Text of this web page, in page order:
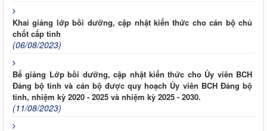
Khai giảng lớp bồi dưỡng, cập nhật kiến thức cho cán bộ chủ
chốt cấp tỉnh
(06/08/2023)
Bế giảng Lớp bồi dưỡng, cập nhật kiến thức cho Ủy viên BCH
Đảng bộ tỉnh và cán bộ được quy hoạch Ủy viên BCH Đảng bộ
tỉnh, nhiệm kỳ 2020 - 2025 và nhiệm kỳ 2025 - 2030.
(11/08/2023)